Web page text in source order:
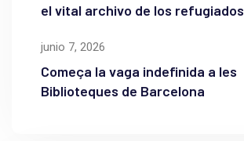
el vital archivo de los refugiados
junio 7, 2026
Começa la vaga indefinida a les
Biblioteques de Barcelona